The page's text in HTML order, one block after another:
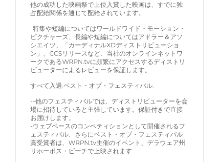
他の成功した映画祭で上位入賞した映画は、すでに独
占配給関係を通じて配給されています。
-特集や短編についてはワールドワイド・モーション・
ピクチャーズ、長編や短編についてはアドラー＆アソ
シエイツ、「カーディナルXDディストリビューショ
ン」、CCSリリースなど、当社のオンラインネットワ
ークであるWRPN.tvに頻繁にアクセスするディストリ
ビューターによるレビューを保証します。
すべて入選:ベスト・オブ・フェスティバル.
--他のフェスティバルでは、ディストリビューターを会
場に招待していると主張しています。保証付きで直接
お届けします。
-ウェブベースのコンペティションとして開催されるフ
ェスティバル、さらにベスト・オブ・フェスティバル
賞受賞者は、WRPN.tv主催のイベント、デラウェア州
リホーボス・ビーチで上映されます